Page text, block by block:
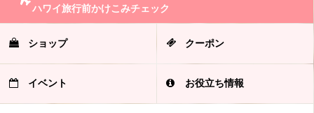
ハワイ旅行前かけこみチェック
ショップ クーポン
イベント お役立ち情報